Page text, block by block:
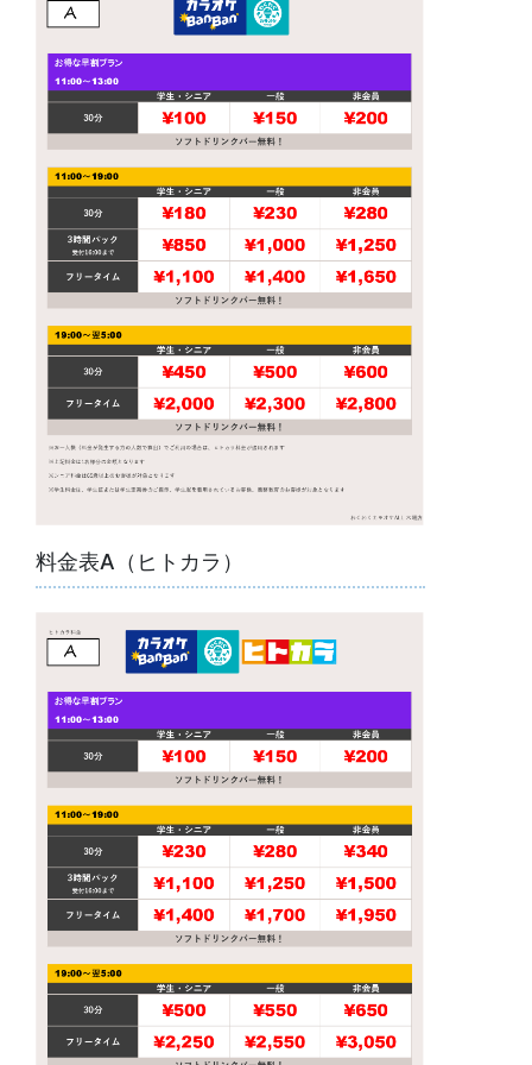
料金表A（ヒトカラ）